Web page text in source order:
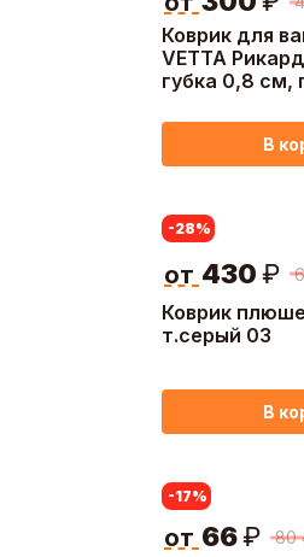
Коврик для
VETTA
губка 0,8 см,
В
Коврик
т.серый 03
-28%
от 430 ₽
В
-17%
80
от 66₽